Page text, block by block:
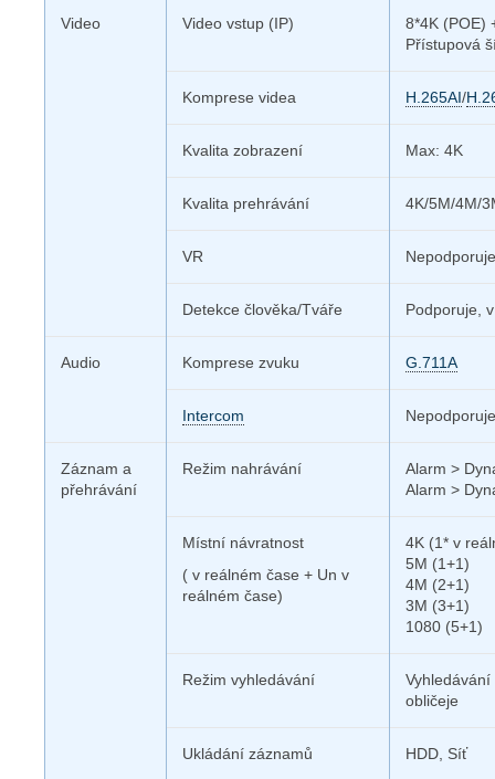
Video Video vstup (IP)
8*4K (POE)
Přístupová
Komprese videa H.265AI/
Kvalita zobrazení Max: 4K
Kvalita prehrávání 4K/5M/4M/
VR Nepodporuje
Detekce člověka/Tváře Podporuje,
Audio Komprese zvuku G.711A
Intercom Nepodporuje
Záznam a
přehrávání
Režim nahrávání
Alarm >
Alarm >
Místní návratnost
( v reálném čase + Un v
reálném čase)
4K (1* v
5M (1+1)
4M (2+1)
3M (3+1)
1080 (5+1)
Režim vyhledávání
obličeje
Ukládání záznamů HDD, Síť